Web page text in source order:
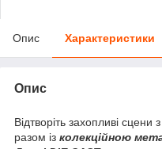
Опис Характеристики
Опис
Відтворіть захопливі
разом із колекційною